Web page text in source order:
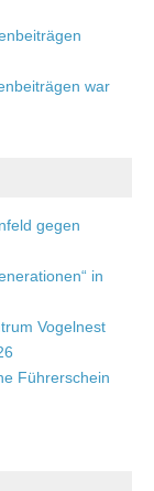
war
gegen
in
Vogelnest
Führerschein